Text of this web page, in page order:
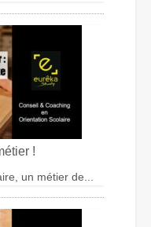
!
un métier de...